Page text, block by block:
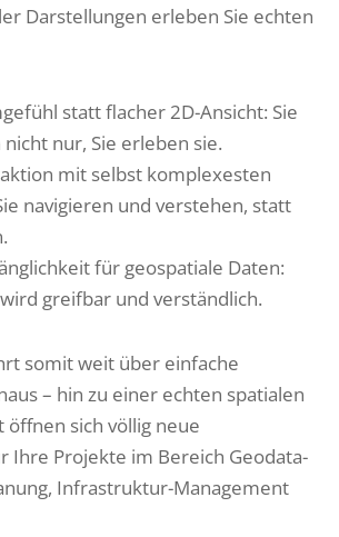
Darstellungen erleben Sie echten
statt flacher 2D-Ansicht: Sie
nur, Sie erleben sie.
mit selbst komplexesten
navigieren und verstehen, statt
für geospatiale Daten:
greifbar und verständlich.
somit weit über einfache
– hin zu einer echten spatialen
öffnen sich völlig neue
Ihre Projekte im Bereich Geodata-
Infrastruktur-Management